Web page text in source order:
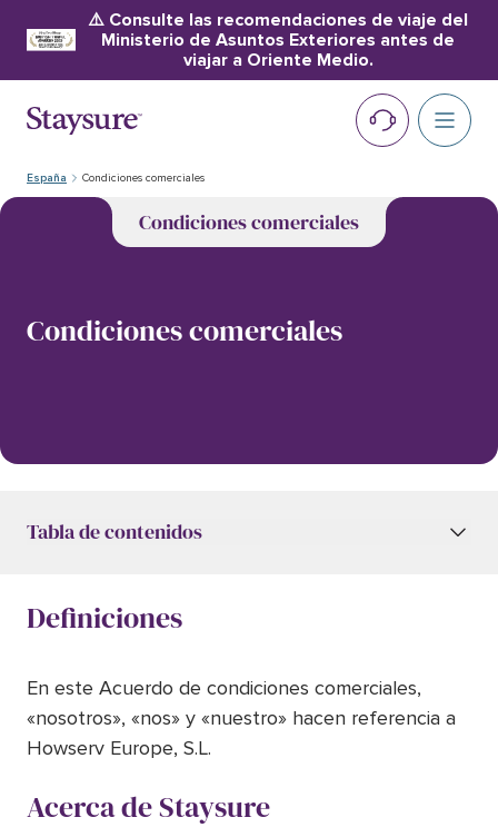
⚠️ Consulte las recomendaciones de viaje del
Ministerio de Asuntos Exteriores antes de
viajar a Oriente Medio.
España Condiciones comerciales
Condiciones comerciales
Condiciones comerciales
Tabla de contenidos
Definiciones
En este Acuerdo de condiciones comerciales,
«nosotros», «nos» y «nuestro» hacen referencia a
Howserv Europe, S.L.
Acerca de Staysure